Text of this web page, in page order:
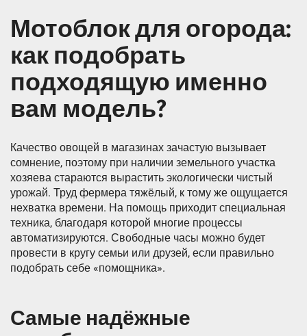
Мотоблок для огорода:
как подобрать
подходящую именно
вам модель?
Качество овощей в магазинах зачастую вызывает
сомнение, поэтому при наличии земельного участка
хозяева стараются вырастить экологически чистый
урожай. Труд фермера тяжёлый, к тому же ощущается
нехватка времени. На помощь приходит специальная
техника, благодаря которой многие процессы
автоматизируются. Свободные часы можно будет
провести в кругу семьи или друзей, если правильно
подобрать себе «помощника».
Самые надёжные